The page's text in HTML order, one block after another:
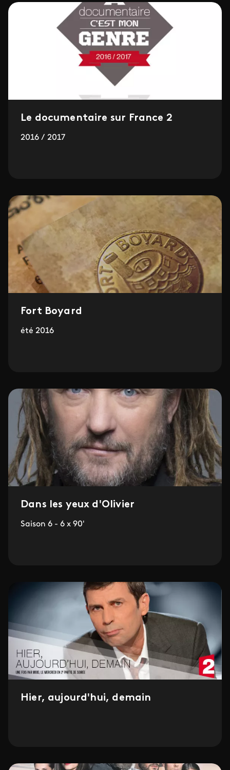
Le documentaire sur France 2
2016 / 2017
Fort Boyard
été 2016
Dans les yeux d'Olivier
Saison 6 - 6 x 90'
Hier, aujourd'hui, demain